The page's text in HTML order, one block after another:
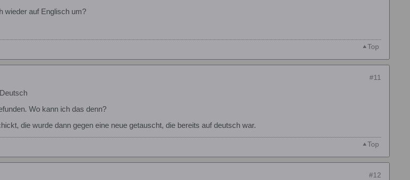
wieder auf Englisch um?
Top
#11
Wo kann ich das denn?
die wurde dann gegen eine neue getauscht, die bereits auf deutsch war.
Top
#12